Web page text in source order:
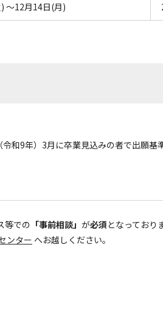
～12月14日(月)
和9年）3月に卒業見込みの者で出願基
等での 「事前相談」 が必須となっており
ンター へお越しください。